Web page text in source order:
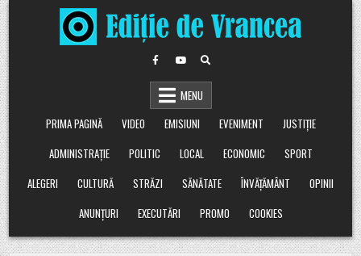
Skip
to
content
MENU
PRIMA PAGINĂ
VIDEO EMISIUNI EVENIMENT
JUSTIȚIE
ADMINISTRAȚIE
POLITIC LOCAL ECONOMIC
SPORT
ALEGERI
CULTURĂ STRĂZI SĂNĂTATE ÎNVĂȚĂMÂNT
OPINII
ANUNȚURI
EXECUTĂRI PROMO COOKIES